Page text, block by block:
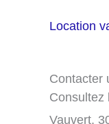
Location
Contacter
Consultez
Vauvert,